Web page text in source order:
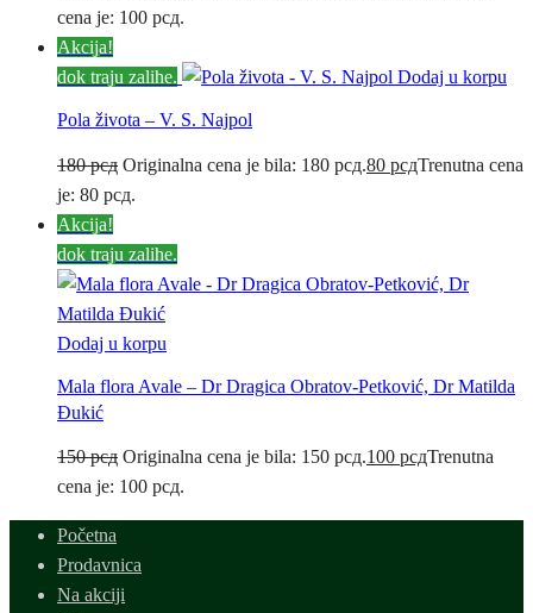
cena je: 100 рсд.
Akcija!
dok traju zalihe.
Dodaj u korpu
Pola života – V. S. Najpol
180рсд Originalna cena je bila: 180 рсд.80 рсдTrenutna cena
je: 80 рсд.
Akcija!
dok traju zalihe.
Dodaj u korpu
Mala flora Avale – Dr Dragica Obratov-Petković, Dr Matilda
Đukić
150рсд Originalna cena je bila: 150 рсд.100 рсдTrenutna
cena je: 100 рсд.
Početna
Prodavnica
Na akciji